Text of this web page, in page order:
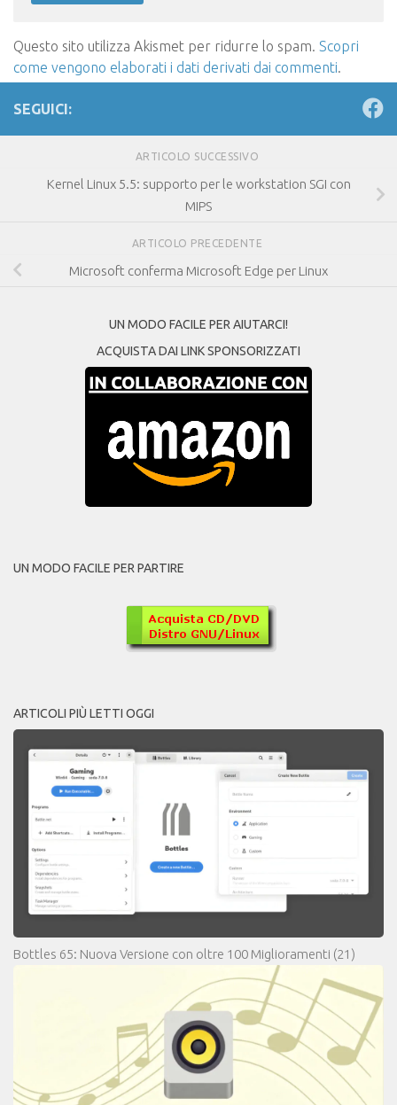
Questo sito utilizza Akismet per ridurre lo spam. Scopri
come vengono elaborati i dati derivati dai commenti.
SEGUICI:
ARTICOLO SUCCESSIVO
Kernel Linux 5.5: supporto per le workstation SGI con
MIPS
ARTICOLO PRECEDENTE
Microsoft conferma Microsoft Edge per Linux
UN MODO FACILE PER AIUTARCI!
ACQUISTA DAI LINK SPONSORIZZATI
UN MODO FACILE PER PARTIRE
ARTICOLI PIÙ LETTI OGGI
Bottles 65: Nuova Versione con oltre 100 Miglioramenti (21)